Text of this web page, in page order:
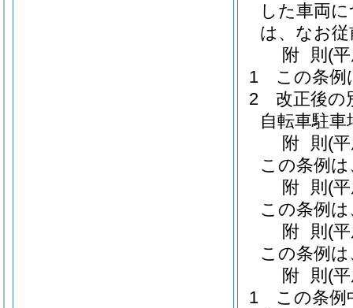
した車両
は、なお
附 則 (
1
この条例
2
改正後の
自転車駐
附 則 (
この条例
附 則 (
この条例
附 則 (
この条例
附 則 (
1
この条例